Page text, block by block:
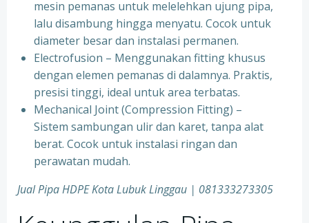
mesin pemanas untuk melelehkan ujung pipa,
lalu disambung hingga menyatu. Cocok untuk
diameter besar dan instalasi permanen.
Electrofusion – Menggunakan fitting khusus
dengan elemen pemanas di dalamnya. Praktis,
presisi tinggi, ideal untuk area terbatas.
Mechanical Joint (Compression Fitting) –
Sistem sambungan ulir dan karet, tanpa alat
berat. Cocok untuk instalasi ringan dan
perawatan mudah.
Jual Pipa HDPE Kota Lubuk Linggau | 081333273305